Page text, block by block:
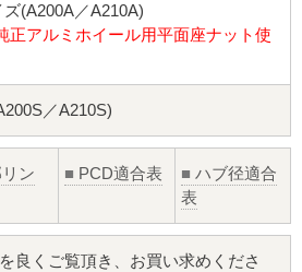
(A200A／A210A)
正アルミホイール用平面座ナット使
／A210S)
ン
■ PCD適合表 ■ ハブ径適合
表
良くご覧頂き、お買い求めくださ